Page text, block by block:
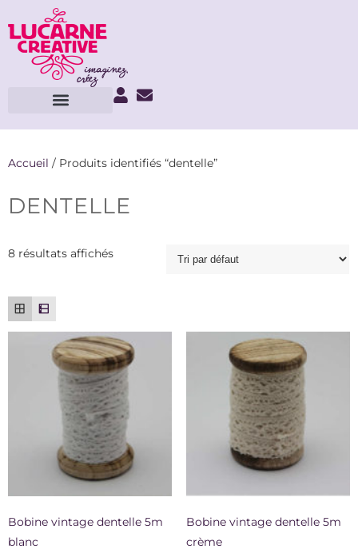
Accueil / Produits identifiés “dentelle”
DENTELLE
8 résultats affichés
Bobine vintage dentelle 5m
blanc
Bobine vintage dentelle 5m
crème